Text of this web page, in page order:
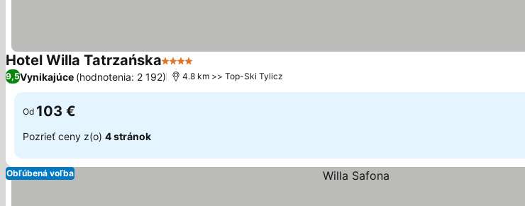
Hotel Willa Tatrzańska4 Počet hviezdičiek
9,5Vynikajúce (hodnotenia: 2 192) 4.8 km >> Top-Ski Tylicz
Od 103 €
Pozrieť ceny z(o) 4 stránok
Obľúbená voľba